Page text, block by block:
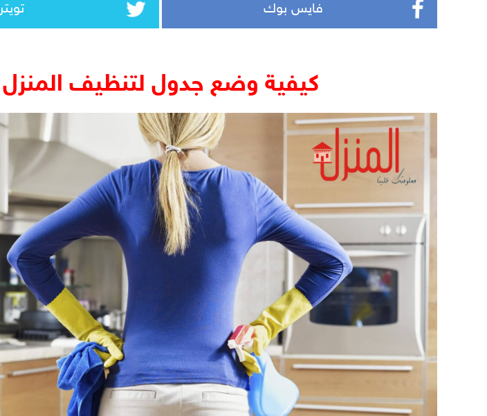
فايس بوك تويتر
كيفية وضع جدول لتنظيف المنزل